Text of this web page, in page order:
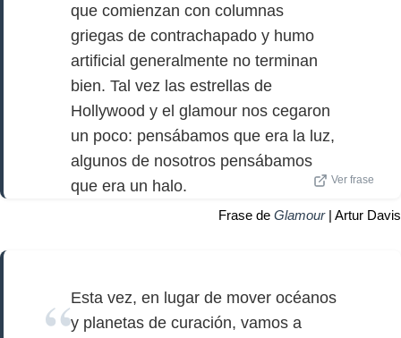
que comienzan con columnas
griegas de contrachapado y humo
artificial generalmente no terminan
bien. Tal vez las estrellas de
Hollywood y el glamour nos cegaron
un poco: pensábamos que era la luz,
algunos de nosotros pensábamos
que era un halo.
Ver frase
Frase de Glamour| Artur Davis
Esta vez, en lugar de mover océanos
y planetas de curación, vamos a